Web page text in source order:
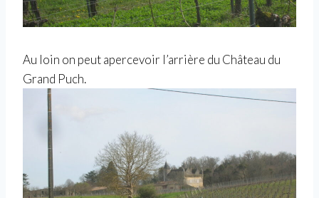
Au loin on peut apercevoir l’arrière du Château du
Grand Puch.